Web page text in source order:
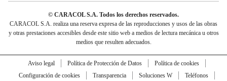
© CARACOL S.A. Todos los derechos reservados.
CARACOL S.A. realiza una reserva expresa de las reproducciones y usos de las obras
y otras prestaciones accesibles desde este sitio web a medios de lectura mecánica u otros
medios que resulten adecuados.
Aviso legal Política de Protección de Datos
Política de cookies
Configuración de cookies
Transparencia Soluciones W
Teléfonos